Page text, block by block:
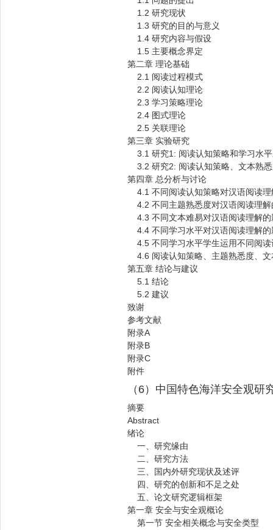
1.2 研究现状
1.3 研究的目的与意义
1.4 研究内容与假设
1.5 主要概念界定
第二章 理论基础
2.1 阅读过程模式
2.2 阅读认知理论
2.3 学习策略理论
2.4 图式理论
2.5 关联理论
第三章 实验研究
3.1 研究1: 阅读认知策略和学习水
3.2 研究2: 阅读认知策略、文本熟
第四章 总分析与讨论
4.1 不同阅读认知策略对汉语阅读理
4.2 不同主题熟悉度对汉语阅读理解
4.3 不同文本难易对汉语阅读理解的
4.4 不同学习水平对汉语阅读理解的
4.5 不同学习水平学生运用不同阅
4.6 阅读认知策略、主题熟悉度、文
第五章 结论与建议
5.1 结论
5.2 建议
致谢
参考文献
附录A
附录B
附录C
附件
（6）中国特色海洋安全观研
摘要
Abstract
绪论
一、研究缘由
二、研究方法
三、国内外研究现状及述评
四、研究的创新和不足之处
五、论文研究逻辑框架
第一章 安全与安全观概论
第一节 安全相关概念与安全类型